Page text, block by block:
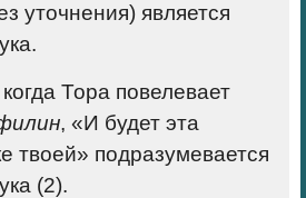
уточнения) является
.
Тора повелевает
, «И будет эта
твоей» подразумевается
(2).